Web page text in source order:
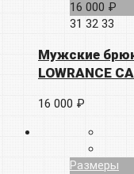
16 000 ₽
31 32 33
Мужские
LOWRANCE
16 000 ₽
Размеры